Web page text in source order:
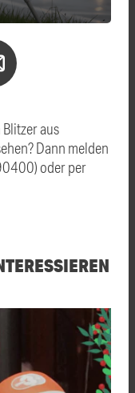
aus
Dann melden
oder per